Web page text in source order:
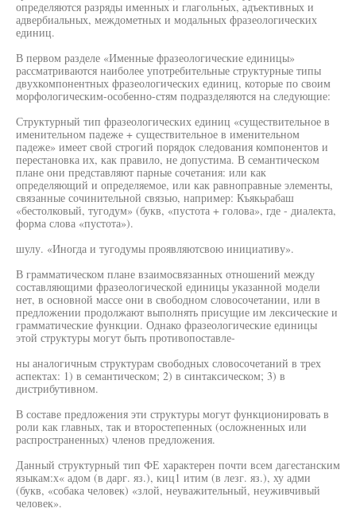
определяются разряды именных и глагольных, адъективных и
адвербиальных, междометных и модальных фразеологических
единиц.
В первом разделе «Именные фразеологические единицы»
рассматриваются наиболее употребительные структурные типы
двухкомпонентных фразеологических единиц, которые по своим
морфологическим-особенно-стям подразделяются на следующие:
Структурный тип фразеологических единиц «существительное в
именительном падеже + существительное в именительном
падеже» имеет свой строгий порядок следования компонентов и
перестановка их, как правило, не допустима. В семантическом
плане они представляют парные сочетания: или как
определяющий и определяемое, или как равноправные элементы,
связанные сочинительной связью, например: Къякьрабаш
«бестолковый, тугодум» (букв, «пустота + голова», где - диалекта,
форма слова «пустота»).
шулу. «Иногда и тугодумы проявляютсвою инициативу».
В грамматическом плане взаимосвязанных отношений между
составляющими фразеологической единицы указанной модели
нет, в основной массе они в свободном словосочетании, или в
предложении продолжают выполнять присущие им лексические и
грамматические функции. Однако фразеологические единицы
этой структуры могут быть противопоставле-
ны аналогичным структурам свободных словосочетаний в трех
аспектах: 1) в семантическом; 2) в синтаксическом; 3) в
дистрибутивном.
В составе предложения эти структуры могут функционировать в
роли как главных, так и второстепенных (осложненных или
распространенных) членов предложения.
Данный структурный тип ФЕ характерен почти всем дагестанским
языкам:х« адом (в дарг. яз.), киц1 итим (в лезг. яз.), ху адми
(букв, «собака человек) «злой, неуважительный, неуживчивый
человек».